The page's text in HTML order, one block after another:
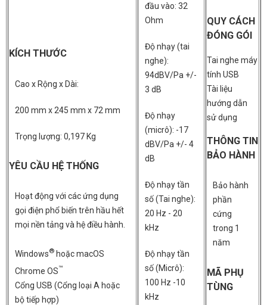
KÍCH THƯỚC
Cao x Rộng x Dài:
200 mm x 245 mm x 72 mm
Trọng lượng: 0,197 Kg
YÊU CẦU HỆ THỐNG
Hoạt động với các ứng dụng
gọi điện phổ biến trên hầu hết
mọi nền tảng và hệ điều hành.
Windows® hoặc macOS
Chrome OS™
Cổng USB (Cổng loại A hoặc
bộ tiếp hợp)
đầu vào: 32
Ohm
Độ nhạy (tai
nghe):
94dBV/Pa +/-
3 dB
Độ nhạy
(micrô): -17
dBV/Pa +/- 4
dB
Độ nhạy tần
số (Tai nghe):
20 Hz - 20
kHz
Độ nhạy tần
số (Micrô):
100 Hz -10
kHz
QUY CÁCH
ĐÓNG GÓI
Tai nghe máy
tính USB
Tài liệu
hướng dẫn
sử dụng
THÔNG TIN
BẢO HÀNH
Bảo hành
phần
cứng
trong 1
năm
MÃ PHỤ
TÙNG